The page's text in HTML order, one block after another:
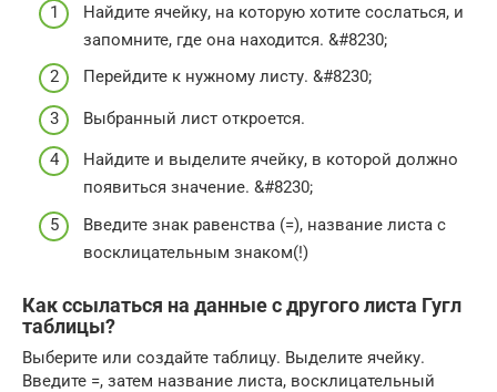
Найдите ячейку, на которую хотите сослаться, и
запомните, где она находится. &#8230;
Перейдите к нужному листу. &#8230;
Выбранный лист откроется.
Найдите и выделите ячейку, в которой должно
появиться значение. &#8230;
Введите знак равенства (=), название листа с
восклицательным знаком(!)
Как ссылаться на данные с другого листа Гугл
таблицы?
Выберите или создайте таблицу. Выделите ячейку.
Введите =, затем название листа, восклицательный